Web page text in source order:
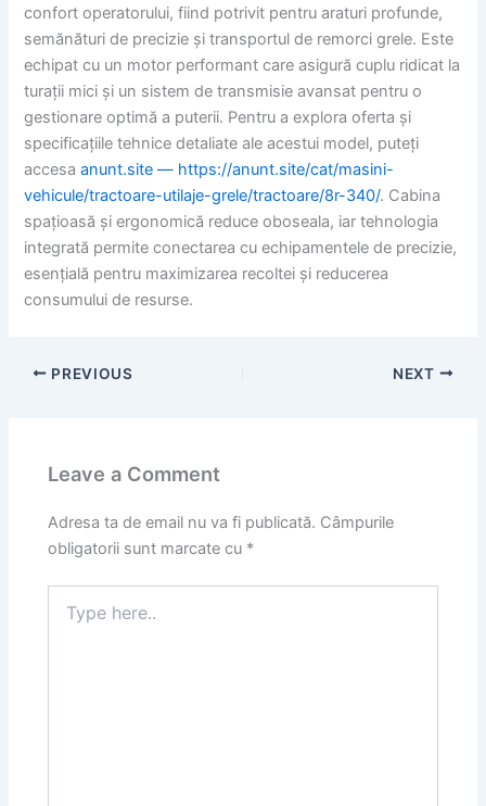
confort operatorului, fiind potrivit pentru araturi profunde,
semănături de precizie și transportul de remorci grele. Este
echipat cu un motor performant care asigură cuplu ridicat la
turații mici și un sistem de transmisie avansat pentru o
gestionare optimă a puterii. Pentru a explora oferta și
specificațiile tehnice detaliate ale acestui model, puteți
accesaanunt.site — https://anunt.site/cat/masini-
vehicule/tractoare-utilaje-grele/tractoare/8r-340/. Cabina
spațioasă și ergonomică reduce oboseala, iar tehnologia
integrată permite conectarea cu echipamentele de precizie,
esențială pentru maximizarea recoltei și reducerea
consumului de resurse.
PREVIOUS NEXT
Leave a Comment
Adresa ta de email nu va fi publicată. Câmpurile
obligatorii sunt marcate cu *
here..